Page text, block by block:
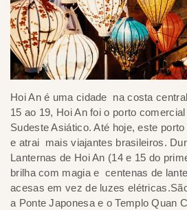
Hoi An é uma cidade na costa
15 ao 19, Hoi An foi o porto
Sudeste Asiático. Até hoje, este
e atrai mais viajantes brasileiros.
Lanternas de Hoi An (14 e 15 do
brilha com magia e centenas de
acesas em vez de luzes
a Ponte Japonesa e o Templo Quan